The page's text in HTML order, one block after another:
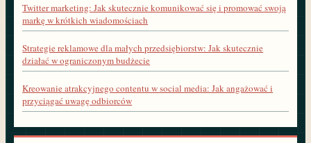
Twitter marketing: Jak skutecznie komunikować się i promować swoją
markę w krótkich wiadomościach
Strategie reklamowe dla małych przedsiębiorstw: Jak skutecznie
działać w ograniczonym budżecie
Kreowanie atrakcyjnego contentu w social media: Jak angażować i
przyciągać uwagę odbiorców